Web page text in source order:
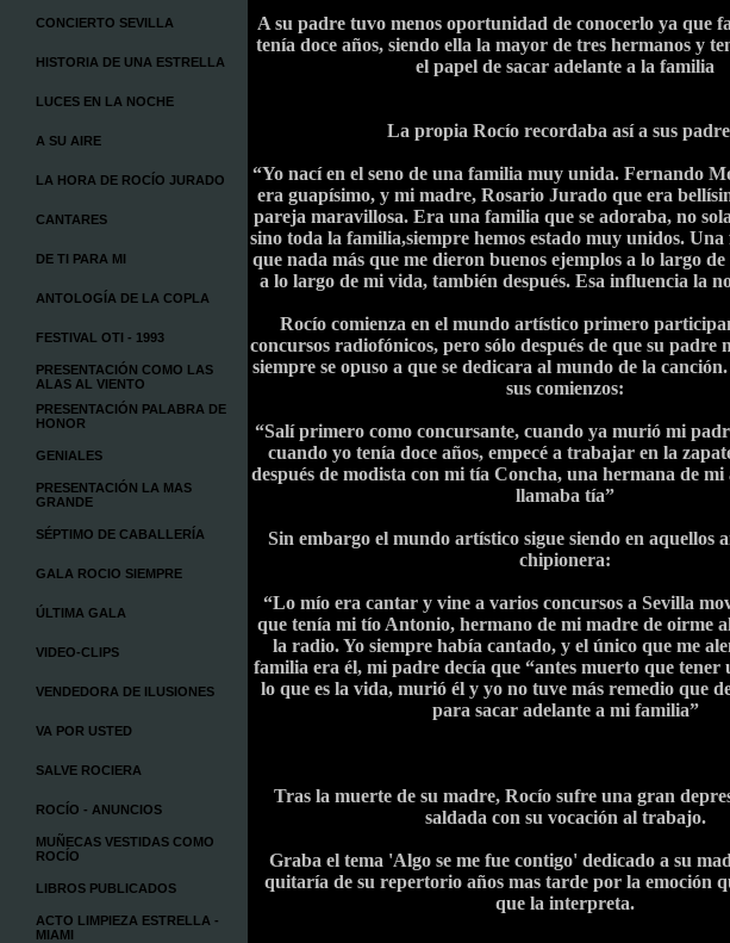
CONCIERTO SEVILLA
HISTORIA DE UNA ESTRELLA
LUCES EN LA NOCHE
A SU AIRE
LA HORA DE ROCÍO JURADO
CANTARES
DE TI PARA MI
ANTOLOGÍA DE LA COPLA
FESTIVAL OTI - 1993
PRESENTACIÓN COMO LAS
ALAS AL VIENTO
PRESENTACIÓN PALABRA DE
HONOR
GENIALES
PRESENTACIÓN LA MAS
GRANDE
SÉPTIMO DE CABALLERÍA
GALA ROCIO SIEMPRE
ÚLTIMA GALA
VIDEO-CLIPS
VENDEDORA DE ILUSIONES
VA POR USTED
SALVE ROCIERA
ROCÍO - ANUNCIOS
MUÑECAS VESTIDAS COMO
ROCÍO
LIBROS PUBLICADOS
ACTO LIMPIEZA ESTRELLA -
MIAMI
A su padre tuvo menos oportunidad de conocerlo ya que
tenía doce años, siendo ella la mayor de tres hermanos y
el papel de sacar adelante a la familia
La propia Rocío recordaba así a sus
“Yo nací en el seno de una familia muy unida. Fernando
era guapísimo, y mi madre, Rosario Jurado que era
pareja maravillosa. Era una familia que se adoraba, no
sino toda la familia,siempre hemos estado muy unidos.
que nada más que me dieron buenos ejemplos a lo largo
a lo largo de mi vida, también después. Esa influencia la
Rocío comienza en el mundo artístico primero
concursos radiofónicos, pero sólo después de que su padre
siempre se opuso a que se dedicara al mundo de la
sus comienzos:
“Salí primero como concursante, cuando ya murió mi
cuando yo tenía doce años, empecé a trabajar en la
después de modista con mi tía Concha, una hermana de mi
llamaba tía”
Sin embargo el mundo artístico sigue siendo en aquellos
chipionera:
“Lo mío era cantar y vine a varios concursos a Sevilla
que tenía mi tío Antonio, hermano de mi madre de oirme
la radio. Yo siempre había cantado, y el único que me
familia era él, mi padre decía que “antes muerto que
lo que es la vida, murió él y yo no tuve más remedio que
para sacar adelante a mi familia”
Tras la muerte de su madre, Rocío sufre una gran
saldada con su vocación al trabajo.
Graba el tema 'Algo se me fue contigo' dedicado a su
quitaría de su repertorio años mas tarde por la emoción
que la interpreta.